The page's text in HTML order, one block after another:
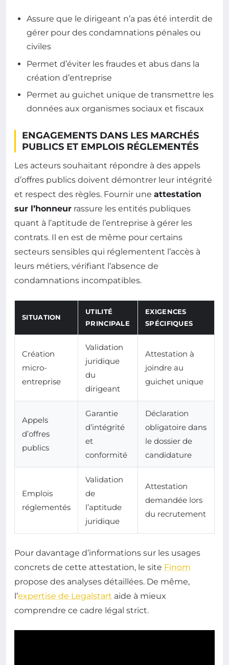
Assure que le dirigeant n’a pas été interdit de
gérer pour des condamnations pénales ou
civiles
Permet d’éviter les fraudes et abus dans la
création d’entreprise
Permet au guichet unique de transmettre les
données aux organismes sociaux et fiscaux
ENGAGEMENTS DANS LES MARCHÉS
PUBLICS ET EMPLOIS RÉGLEMENTÉS
Les acteurs souhaitant répondre à des appels
d’offres publics doivent démontrer leur intégrité
et respect des règles. Fournir une attestation
sur l’honneur rassure les entités publiques
quant à l’aptitude de l’entreprise à gérer les
contrats. Il en est de même pour certains
secteurs sensibles qui réglementent l’accès à
leurs métiers, vérifiant l’absence de
condamnations incompatibles.
SITUATION
UTILITÉ
PRINCIPALE
EXIGENCES
SPÉCIFIQUES
Création
micro-
entreprise
Validation
juridique
du
dirigeant
Attestation à
joindre au
guichet unique
Appels
d’offres
publics
Garantie
d’intégrité
et
conformité
Déclaration
obligatoire dans
le dossier de
candidature
Emplois
réglementés
Validation
de
l’aptitude
juridique
Attestation
demandée lors
du recrutement
Pour davantage d’informations sur les usages
concrets de cette attestation, le site Finom
propose des analyses détaillées. De même,
l’expertise de Legalstart aide à mieux
comprendre ce cadre légal strict.